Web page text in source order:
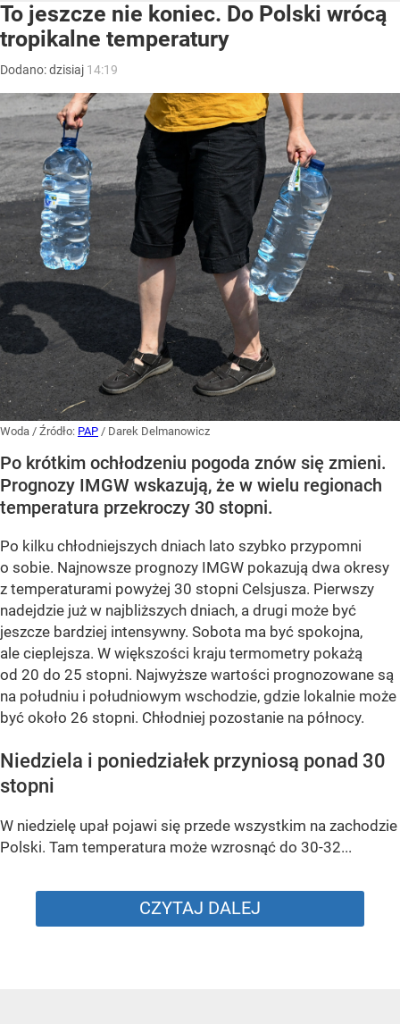
To jeszcze nie koniec. Do Polski wrócą
tropikalne temperatury
Dodano:dzisiaj 14:19
Woda / Źródło: PAP / Darek Delmanowicz
Po krótkim ochłodzeniu pogoda znów się zmieni.
Prognozy IMGW wskazują, że w wielu regionach
temperatura przekroczy 30 stopni.
Po kilku chłodniejszych dniach lato szybko przypomni
o sobie. Najnowsze prognozy IMGW pokazują dwa okresy
z temperaturami powyżej 30 stopni Celsjusza. Pierwszy
nadejdzie już w najbliższych dniach, a drugi może być
jeszcze bardziej intensywny. Sobota ma być spokojna,
ale cieplejsza. W większości kraju termometry pokażą
od 20 do 25 stopni. Najwyższe wartości prognozowane są
na południu i południowym wschodzie, gdzie lokalnie może
być około 26 stopni. Chłodniej pozostanie na północy.
Niedziela i poniedziałek przyniosą ponad 30
stopni
W niedzielę upał pojawi się przede wszystkim na zachodzie
Polski. Tam temperatura może wzrosnąć do 30-32...
CZYTAJ DALEJ